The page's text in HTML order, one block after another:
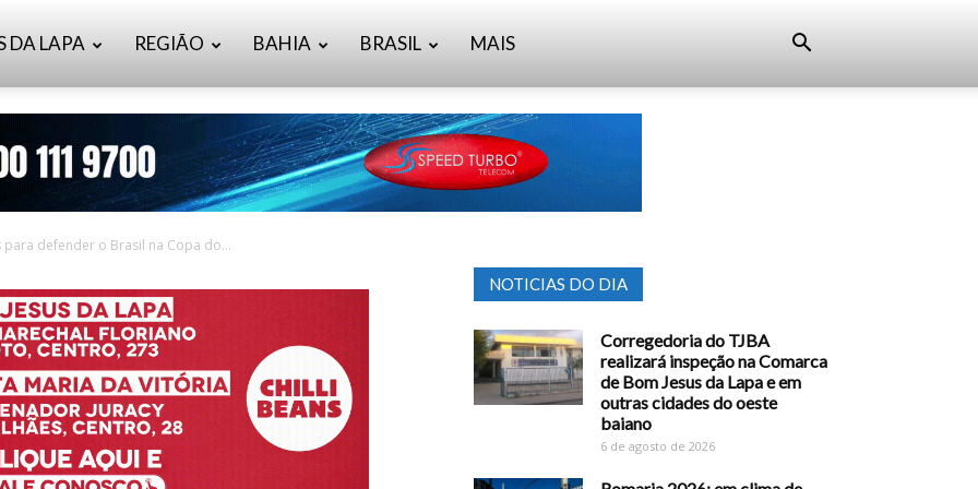
DA LAPA REGIÃO BAHIA BRASIL MAIS
defender o Brasil na Copa do...
NOTICIAS DO DIA
Corregedoria do TJBA
realizará inspeção na Comarca
de Bom Jesus da Lapa e em
outras cidades do oeste
baiano
6 de agosto de 2026